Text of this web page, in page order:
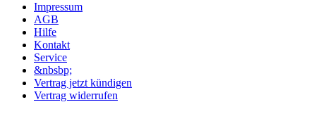
Impressum
AGB
Hilfe
Kontakt
Service
&nbsbp;
Vertrag jetzt kündigen
Vertrag widerrufen